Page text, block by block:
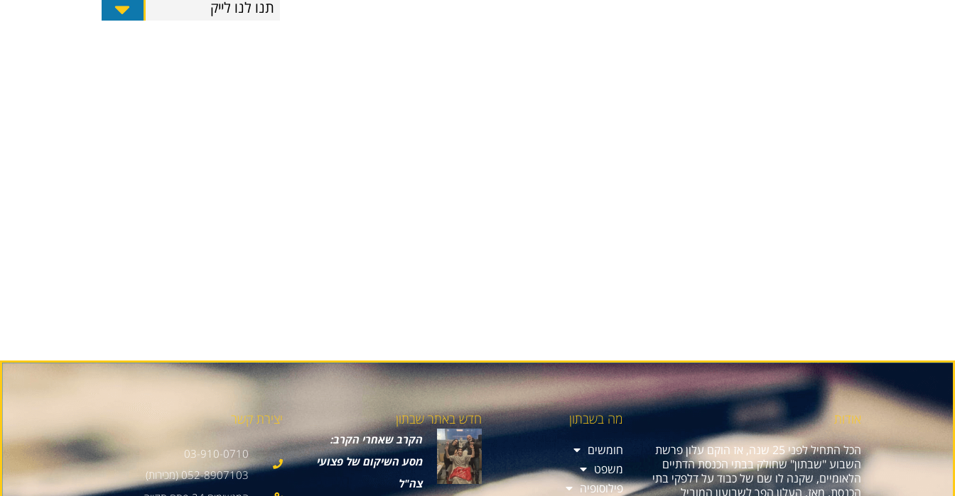
תנו לנו לייק
אודות
הכל התחיל לפני 25 שנה, אז הוקם עלון פרשת
השבוע "שבתון" שחולק בבתי הכנסת הדתיים
הלאומיים, שקנה לו שם של כבוד על דלפקי בתי
הכנסת. מאז, העלון הפך לשבועון המוביל
מה בשבתון
חומשים
משפט
פילוסופיה
חדש באתר שבתון
הקרב שאחרי הקרב:
מסע השיקום של פצועי
צה"ל
יצירת קשר
03-910-0710
052-8907103 (מכירות)